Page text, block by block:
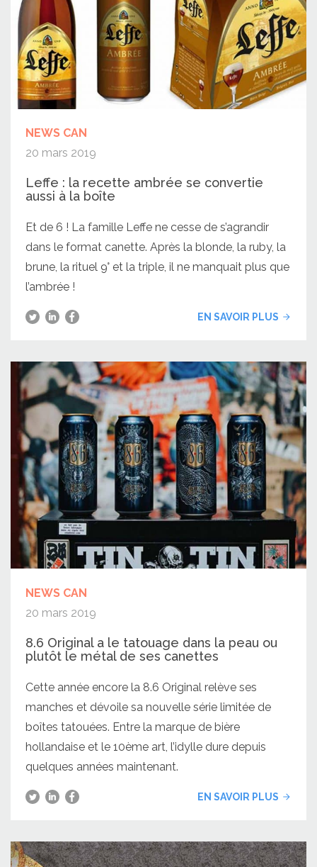
NEWS CAN
20 mars 2019
Leffe : la recette ambrée se convertie
aussi à la boîte
Et de 6 ! La famille Leffe ne cesse de s’agrandir
dans le format canette. Après la blonde, la ruby, la
brune, la rituel 9° et la triple, il ne manquait plus que
l’ambrée !
EN SAVOIR PLUS
NEWS CAN
20 mars 2019
8.6 Original a le tatouage dans la peau ou
plutôt le métal de ses canettes
Cette année encore la 8.6 Original relève ses
manches et dévoile sa nouvelle série limitée de
boîtes tatouées. Entre la marque de bière
hollandaise et le 10ème art, l’idylle dure depuis
quelques années maintenant.
EN SAVOIR PLUS